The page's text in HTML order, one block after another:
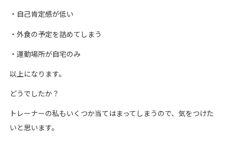
・自己肯定感が低い
・外食の予定を詰めてしまう
・運動場所が自宅のみ
以上になります。
どうでしたか？
トレーナーの私もいくつか当てはまってしまうので、気をつけた
いと思います。